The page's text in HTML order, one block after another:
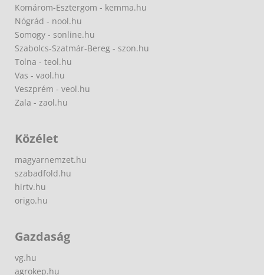
Komárom-Esztergom - kemma.hu
Nógrád - nool.hu
Somogy - sonline.hu
Szabolcs-Szatmár-Bereg - szon.hu
Tolna - teol.hu
Vas - vaol.hu
Veszprém - veol.hu
Zala - zaol.hu
Közélet
magyarnemzet.hu
szabadfold.hu
hirtv.hu
origo.hu
Gazdaság
vg.hu
agrokep.hu